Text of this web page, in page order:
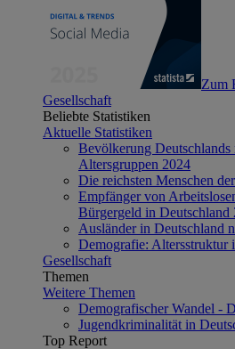
Zum
Gesellschaft
Beliebte Statistiken
Aktuelle Statistiken
Bevölkerung Deutschlands
Altersgruppen 2024
Die reichsten Menschen
Empfänger von
Bürgergeld in Deutschland
Ausländer in Deutschland
Demografie: Altersstruktur
Gesellschaft
Themen
Weitere Themen
Demografischer Wandel -
Jugendkriminalität in
Top Report